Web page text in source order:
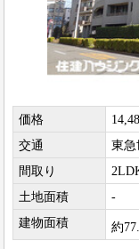
価格
交通
東急
間取り
土地面積
-
建物面積
約